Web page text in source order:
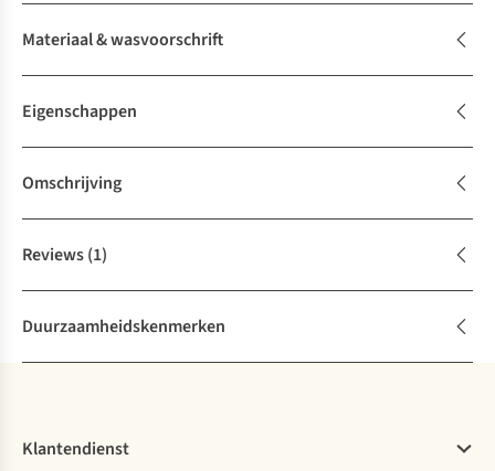
Materiaal & wasvoorschrift
Eigenschappen
Omschrijving
Reviews(1)
Duurzaamheidskenmerken
Klantendienst